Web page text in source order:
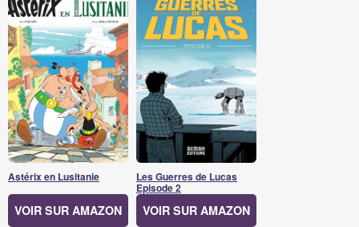
Astérix en Lusitanie
VOIR SUR AMAZON
Les Guerres de Lucas
Episode 2
VOIR SUR AMAZON